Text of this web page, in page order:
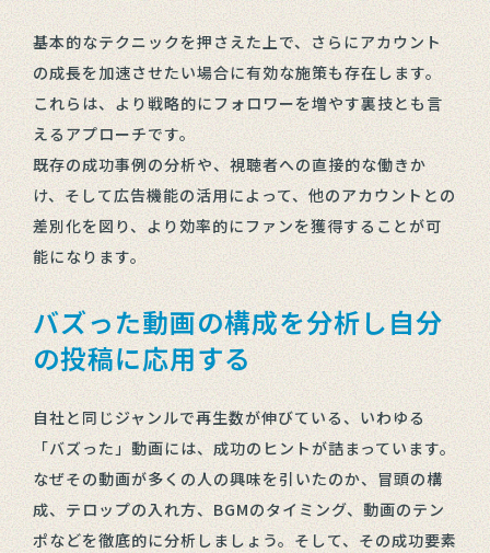
基本的なテクニックを押さえた上で、さらにアカウント
の成長を加速させたい場合に有効な施策も存在します。
これらは、より戦略的にフォロワーを増やす裏技とも言
えるアプローチです。
既存の成功事例の分析や、視聴者への直接的な働きか
け、そして広告機能の活用によって、他のアカウントとの
差別化を図り、より効率的にファンを獲得することが可
能になります。
バズった動画の構成を分析し自分
の投稿に応用する
自社と同じジャンルで再生数が伸びている、いわゆる
「バズった」動画には、成功のヒントが詰まっています。
なぜその動画が多くの人の興味を引いたのか、冒頭の構
成、テロップの入れ方、BGMのタイミング、動画のテン
ポなどを徹底的に分析しましょう。そして、その成功要素